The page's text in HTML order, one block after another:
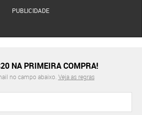
PUBLICIDADE
NA PRIMEIRA COMPRA!
no campo abaixo. Veja as regras